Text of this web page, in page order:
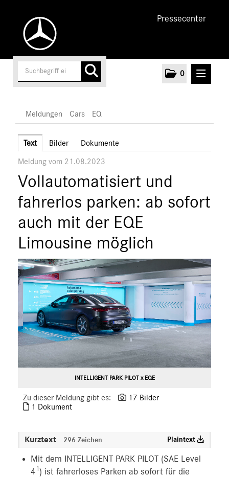
Pressecenter
0
Unternehmen
Cars
AMG
Maybach
Mercedes-Benz
smart
Vans
Marken & Produkte
MEDIA
ÜBER UNS
ANSPRECHPARTNER
Meldungen Cars EQ
Text Bilder Dokumente
Meldung vom 21.08.2023
Vollautomatisiert und
fahrerlos parken: ab sofort
auch mit der EQE
Limousine möglich
INTELLIGENT PARK PILOT x EQE
Zu dieser Meldung gibt es:
17 Bilder
1 Dokument
Kurztext 296 Zeichen Plaintext
Mit dem INTELLIGENT PARK PILOT (SAE Level
4 1 ) ist fahrerloses Parken ab sofort für die